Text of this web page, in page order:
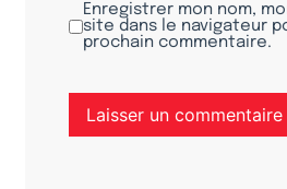
Enregistrer mon nom,
site dans le navigateur
prochain commentaire.